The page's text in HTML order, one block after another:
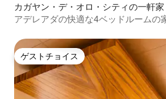
カガヤン・デ・オロ・シティの一軒家
アデレアダの快適な4ベッドルームの
ゲストチョイス
ゲストチョイス